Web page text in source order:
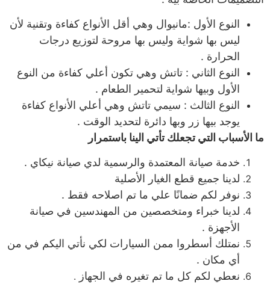
النوع الأول :مانيوال وهي أقل الأنواع كفاءة وتقنية لأن
ليس بها شواية وليس بها مروحة لتوزيع درجات
الحرارة .
النوع الثاني : تاتش وهي تكون أعلي كفاءة من النوع
الأول وبيها شواية لتحمير الطعام .
النوع الثالث : سيمي تاتش وهي أعلي الأنواع كفاءة
يوجد بيها زر وبها دائرة لتحديد الوقت .
ما الأسباب التي تجعلك تأتي الينا باستمرار
خدمة صيانة المعتمدة والرسمية لدي صيانة نيكاي .
لدينا جميع قطع الغيار الأصلية
نوفر لكم ضمانًا علي ما تم اصلاحه فقط .
لدينا خبراء ومتخصصين من المهندسين في صيانة
الأجهزة .
نمتلك أسطروا ممن السيارات لكي نأتي اليكم في من
أي مكان .
نعطي لكم كل ما تم تغيره في الجهاز .